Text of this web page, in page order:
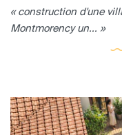
« construction d'une
Montmorency un... »